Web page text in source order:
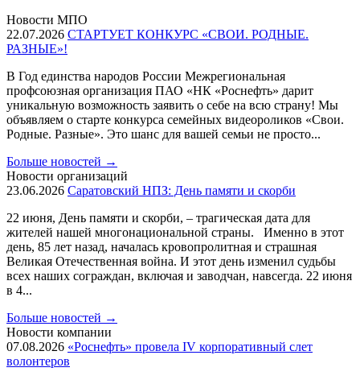
Новости МПО
22.07.2026 СТАРТУЕТ КОНКУРС «СВОИ. РОДНЫЕ.
РАЗНЫЕ»!
В Год единства народов России Межрегиональная
профсоюзная организация ПАО «НК «Роснефть» дарит
уникальную возможность заявить о себе на всю страну! Мы
объявляем о старте конкурса семейных видеороликов «Свои.
Родные. Разные». Это шанс для вашей семьи не просто...
Больше новостей →
Новости организаций
23.06.2026 Саратовский НПЗ: День памяти и скорби
22 июня, День памяти и скорби, – трагическая дата для
жителей нашей многонациональной страны. Именно в этот
день, 85 лет назад, началась кровопролитная и страшная
Великая Отечественная война. И этот день изменил судьбы
всех наших сограждан, включая и заводчан, навсегда. 22 июня
в 4...
Больше новостей →
Новости компании
07.08.2026 «Роснефть» провела IV корпоративный слет
волонтеров